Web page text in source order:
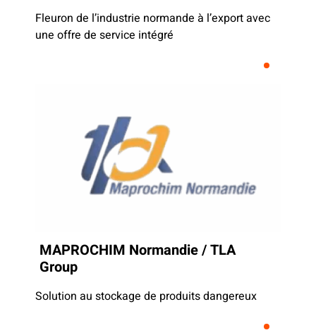
Fleuron de l’industrie normande à l’export avec
une offre de service intégré
MAPROCHIM Normandie / TLA
Group
Solution au stockage de produits dangereux